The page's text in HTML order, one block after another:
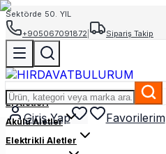
Sektörde 50. YIL
+905067091872
Sipariş Takip
Giriş Yap Favorilerim
El Aletleri
Akülü Aletler
Elektrikli Aletler